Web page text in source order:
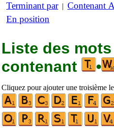
Terminant par| Contenant
En position
Liste des
contenant
•
Cliquez pour ajouter une troisième